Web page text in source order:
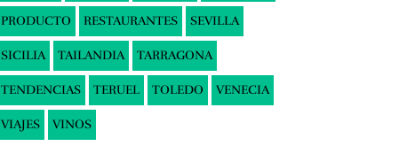
PRODUCTO RESTAURANTES SEVILLA
SICILIA TAILANDIA TARRAGONA
TENDENCIAS TERUEL TOLEDO VENECIA
VIAJES VINOS